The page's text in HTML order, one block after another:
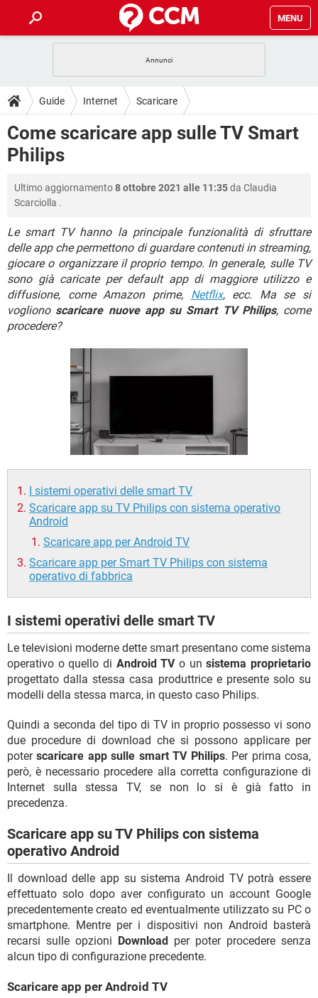
MENU
INTRATTENIMENTO ANDROID
iOS WINDOWS 10
INSTAGRAM
HARDWARE
GUIDE
COVID-19 GAMING
INTRATTENIMENTO ANDROID
INSTAGRAM WHATSAPP
HARDWARE
DOWNLOAD
COVID-19
iOS
INSTAGRAM WHATSAPP
TIKTOK FACEBOOK
HARDWARE
FORUM
COVID-19 GAMING
iOS WINDOWS 10
INSTAGRAM WHATSAPP
TIKTOK FACEBOOK
HARDWARE
GLOSSARIO
GAMING
INTRATTENIMENTO ANDROID
iOS WINDOWS 10
INSTAGRAM WHATSAPP
TIKTOK
Guide Internet Scaricare
Come scaricare app sulle TV Smart
Philips
Ultimo aggiornamento8 ottobre 2021 alle 11:35da Claudia
Scarciolla .
Le smart TV hanno la principale funzionalità di sfruttare
delle app che permettono di guardare contenuti in streaming,
giocare o organizzare il proprio tempo. In generale, sulle TV
sono già caricate per default app di maggiore utilizzo e
diffusione, come Amazon prime, Netflix, ecc. Ma se si
vogliono scaricare nuove app su Smart TV Philips, come
procedere?
I sistemi operativi delle smart TV
Scaricare app su TV Philips con sistema operativo
Android
Scaricare app per Android TV
Scaricare app per Smart TV Philips con sistema
operativo di fabbrica
I sistemi operativi delle smart TV
Le televisioni moderne dette smart presentano come sistema
operativo o quello di Android TVo unsistema proprietario
progettato dalla stessa casa produttrice e presente solo su
modelli della stessa marca, in questo caso Philips.
Quindi a seconda del tipo di TV in proprio possesso vi sono
due procedure di download che si possono applicare per
poterscaricare app sulle smart TV Philips. Per prima cosa,
però, è necessario procedere alla corretta configurazione di
Internet sulla stessa TV, se non lo si è già fatto in
precedenza.
Scaricare app su TV Philips con sistema
operativo Android
Il download delle app su sistema Android TV potrà essere
effettuato solo dopo aver configurato un account Google
precedentemente creato ed eventualmente utilizzato su PC o
smartphone. Mentre per i dispositivi non Android basterà
recarsi sulle opzioni Download per poter procedere senza
alcun tipo di configurazione precedente.
Scaricare app per Android TV